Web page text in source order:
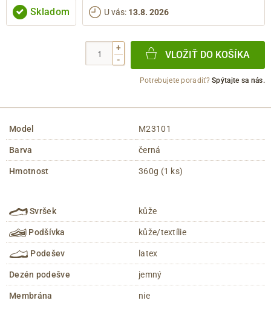
Skladom U vás: 13.8. 2026
+
-
VLOŽIŤ DO KOŠÍKA
Potrebujete poradiť?Spýtajte sa nás.
Model M23101
Barva černá
Hmotnost 360g (1 ks)
Svršek kůže
Podšívka kůže/textílie
Podešev latex
Dezén podešve jemný
Membrána nie